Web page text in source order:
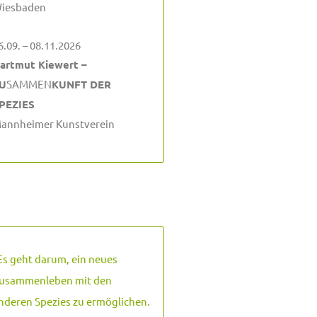
– 08.11.2026
Kiewert –
SAMMENKUNFT DER
Kunstverein
geht darum, ein neues
mit den
Spezies zu ermöglichen.